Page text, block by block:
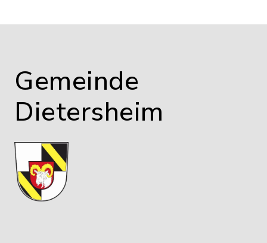
Gemeinde
Dietersheim